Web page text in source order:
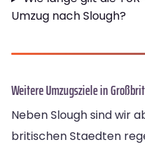
Umzug nach Slough?
Weitere Umzugsziele in
Neben Slough sind wir
britischen Staedten